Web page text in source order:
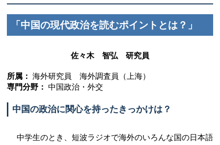
「中国の現代政治を読むポイントとは？」
佐々木 智弘 研究員
所属： 海外研究員 海外調査員（上海）
専門分野： 中国政治・外交
中国の政治に関心を持ったきっかけは？
中学生のとき、短波ラジオで海外のいろんな国の日本語